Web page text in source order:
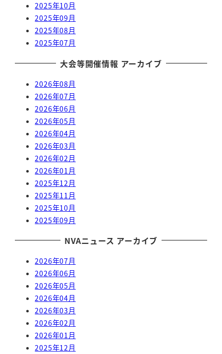
2025年10月
2025年09月
2025年08月
2025年07月
大会等開催情報 アーカイブ
2026年08月
2026年07月
2026年06月
2026年05月
2026年04月
2026年03月
2026年02月
2026年01月
2025年12月
2025年11月
2025年10月
2025年09月
NVAニュース アーカイブ
2026年07月
2026年06月
2026年05月
2026年04月
2026年03月
2026年02月
2026年01月
2025年12月